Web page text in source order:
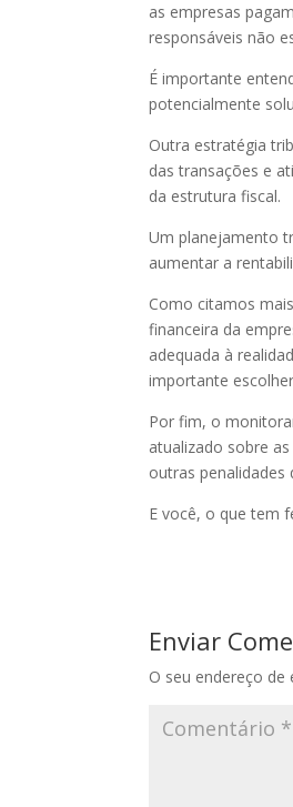
as empresas
responsáveis não
É importante
potencialmente
Outra estratégia
das transações e
da estrutura fiscal.
Um planejamento
aumentar a
Como citamos
financeira da
adequada à
importante
Por fim, o
atualizado sobre
outras
E você, o que tem
Enviar
O seu endereço de